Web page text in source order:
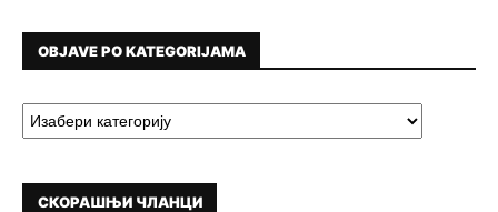
OBJAVE PO KATEGORIJAMA
СКОРАШЊИ ЧЛАНЦИ